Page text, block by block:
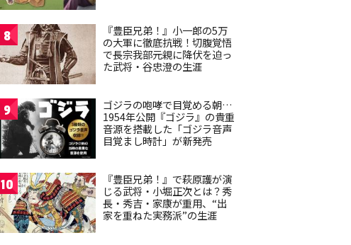
8
『豊臣兄弟！』小一郎の5万
の大軍に徹底抗戦！切腹覚悟
で長宗我部元親に降伏を迫っ
た武将・谷忠澄の生涯
9
ゴジラの咆哮で目覚める朝…
1954年公開『ゴジラ』の貴重
音源を搭載した「ゴジラ音声
目覚まし時計」が新発売
10
『豊臣兄弟！』で萩原護が演
じる武将・小堀正次とは？秀
長・秀吉・家康が重用、“出
家を重ねた実務派”の生涯